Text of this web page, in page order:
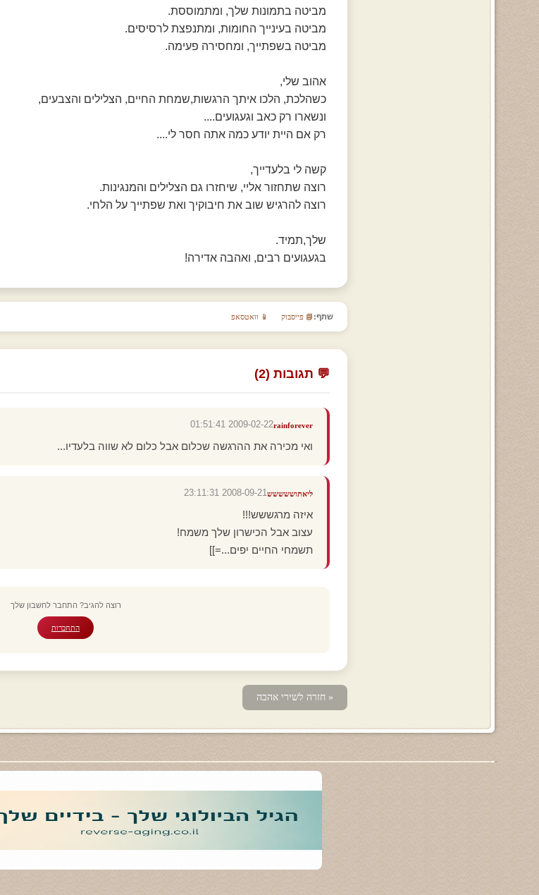
מביטה בתמונות שלך, ומתמוססת.
מביטה בעינייך החומות, ומתנפצת לרסיסים.
מביטה בשפתייך, ומחסירה פעימה.
אהוב שלי,
כשהלכת, הלכו איתך הרגשות,שמחת החיים, הצלילים והצבעים,
ונשארו רק כאב וגעגועים....
רק אם היית יודע כמה אתה חסר לי....
קשה לי בלעדייך,
רוצה שתחזור אליי, שיחזרו גם הצלילים והמנגינות.
רוצה להרגיש שוב את חיבוקיך ואת שפתייך על הלחי.
שלך,תמיד.
בגעגועים רבים, ואהבה אדירה!
שתף: 📘 פייסבוק 📱 וואטסאפ
💬 תגובות (2)
rainforever
2009-02-22 01:51:41
ואי מכירה את ההרגשה שכלום אבל כלום לא שווה בלעדיו...
ליאתוששששש2008-09-21 23:11:31
איזה מרגששש!!!
עצוב אבל הכישרון שלך משמח!
תשמחי החיים יפים...=]]
רוצה להגיב? התחבר לחשבון שלך
התחברות
« חזרה לשירי אהבה